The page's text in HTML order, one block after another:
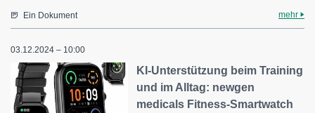
Ein Dokument mehr
03.12.2024 – 10:00
KI-Unterstützung beim Training
und im Alltag: newgen
medicals Fitness-Smartwatch